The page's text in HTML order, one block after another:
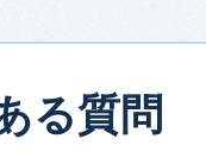
る質問